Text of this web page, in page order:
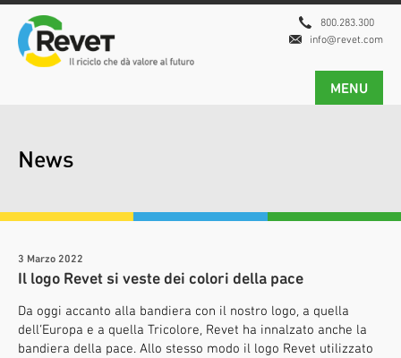
800.283.300
info@revet.com
MENU
News
3 Marzo 2022
Il logo Revet si veste dei colori della pace
Da oggi accanto alla bandiera con il nostro logo, a quella
dell’Europa e a quella Tricolore, Revet ha innalzato anche la
bandiera della pace. Allo stesso modo il logo Revet utilizzato